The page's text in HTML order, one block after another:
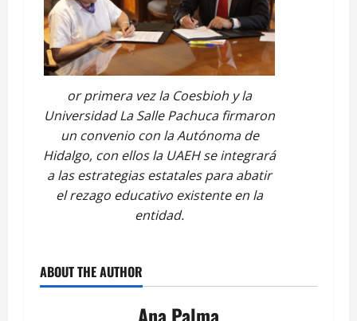
or primera vez la Coesbioh y la
Universidad La Salle Pachuca firmaron
un convenio con la Autónoma de
Hidalgo, con ellos la UAEH se integrará
a las estrategias estatales para abatir
el rezago educativo existente en la
entidad.
ABOUT THE AUTHOR